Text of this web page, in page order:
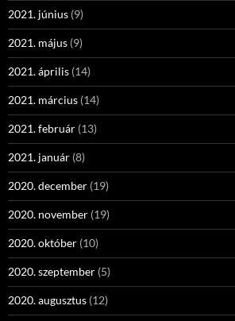
2021. június (9)
2021. május (9)
2021. április (14)
2021. március (14)
2021. február (13)
2021. január (8)
2020. december (19)
2020. november (19)
2020. október (10)
2020. szeptember (5)
2020. augusztus (12)